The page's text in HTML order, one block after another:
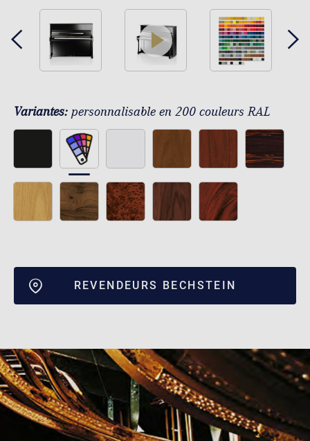
play
Variantes: personnalisable en 200 couleurs RAL
REVENDEURS BECHSTEIN